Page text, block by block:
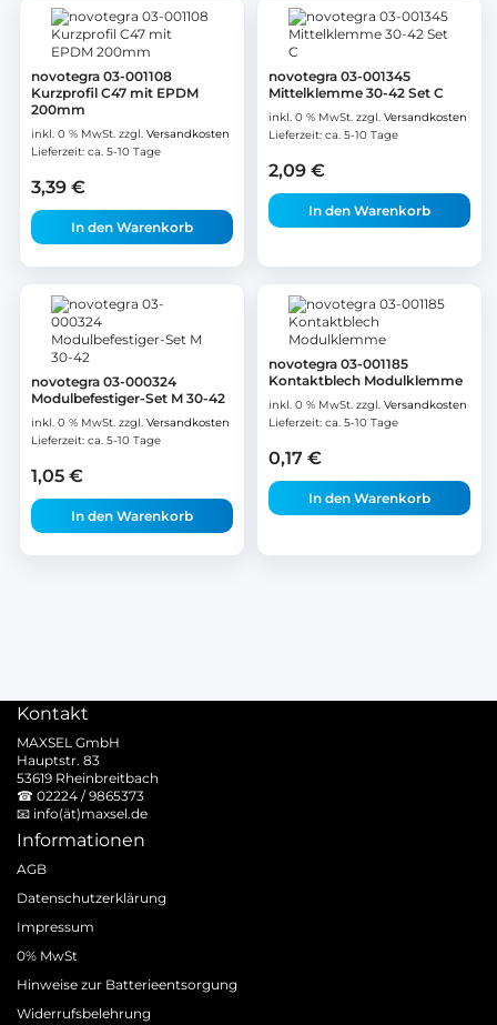
novotegra 03-001108
Kurzprofil C47 mit EPDM
200mm
inkl. 0 % MwSt. zzgl. Versandkosten
Lieferzeit: ca. 5-10 Tage
3,39 €
In den Warenkorb
novotegra 03-001345
Mittelklemme 30-42 Set C
inkl. 0 % MwSt. zzgl. Versandkosten
Lieferzeit: ca. 5-10 Tage
2,09 €
In den Warenkorb
novotegra 03-000324
Modulbefestiger-Set M 30-42
inkl. 0 % MwSt. zzgl. Versandkosten
Lieferzeit: ca. 5-10 Tage
1,05 €
In den Warenkorb
novotegra 03-001185
Kontaktblech Modulklemme
inkl. 0 % MwSt. zzgl. Versandkosten
Lieferzeit: ca. 5-10 Tage
0,17 €
In den Warenkorb
Kontakt
MAXSEL GmbH
Hauptstr. 83
53619 Rheinbreitbach
☎ 02224 / 9865373
📧 info(ät)maxsel.de
Informationen
AGB
Datenschutzerklärung
Impressum
0% MwSt
Hinweise zur Batterieentsorgung
Widerrufsbelehrung